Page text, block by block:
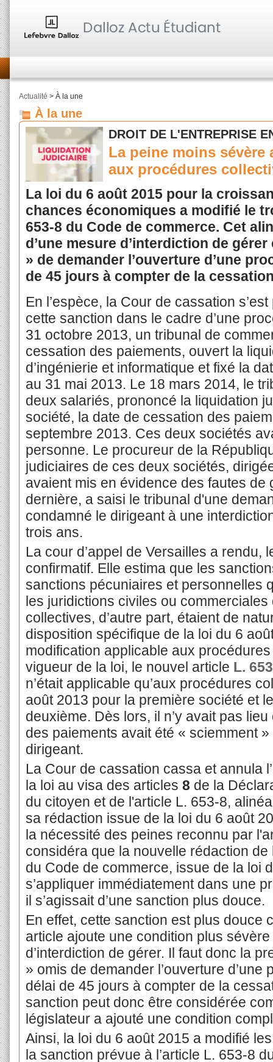
Actualité > À la une
À la une
DROIT DE L'ENTREPRISE
La peine moins
aux procédures
La loi du 6 août 2015 pour la
chances économiques a modifié le
653-8 du Code de commerce. Cet
d’une mesure d’interdiction de
» de demander l’ouverture d’une
de 45 jours à compter de la
En l’espèce, la Cour de cassation
cette sanction dans le cadre d’une
31 octobre 2013, un tribunal de
cessation des paiements, ouvert la
d’ingénierie et informatique et fixé la
au 31 mai 2013. Le 18 mars 2014, le
deux salariés, prononcé la liquidation
société, la date de cessation des
septembre 2013. Ces deux sociétés
personne. Le procureur de la
judiciaires de ces deux sociétés,
avaient mis en évidence des fautes de
dernière, a saisi le tribunal d'une
condamné le dirigeant à une
trois ans.
La cour d’appel de Versailles a rendu,
confirmatif. Elle estima que les
sanctions pécuniaires et personnelles
les juridictions civiles ou
collectives, d’autre part, étaient de
disposition spécifique de la loi du 6
modification applicable aux
vigueur de la loi, le nouvel article L.
n’était applicable qu’aux procédures
août 2013 pour la première société et
deuxième. Dès lors, il n’y avait pas
des paiements avait été « sciemment
dirigeant.
La Cour de cassation cassa et annula
la loi au visa des articles 8 de la
du citoyen et de l'article L. 653-8,
sa rédaction issue de la loi du 6 août
la nécessité des peines reconnu par
considéra que la nouvelle rédaction de
du Code de commerce, issue de la loi
s’appliquer immédiatement dans une
il s’agissait d’une sanction plus douce.
En effet, cette sanction est plus douce
article ajoute une condition plus
d’interdiction de gérer. Il faut donc la
» omis de demander l’ouverture
délai de 45 jours à compter de la
sanction peut donc être considérée
législateur a ajouté une condition
Ainsi, la loi du 6 août 2015 a modifié
la sanction prévue à l’article L. 653-8